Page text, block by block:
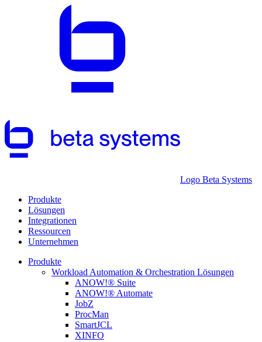
Logo Beta Systems
Produkte
Lösungen
Integrationen
Ressourcen
Unternehmen
Produkte
Workload Automation & Orchestration Lösungen
ANOW!® Suite
ANOW!® Automate
JobZ
ProcMan
SmartJCL
XINFO